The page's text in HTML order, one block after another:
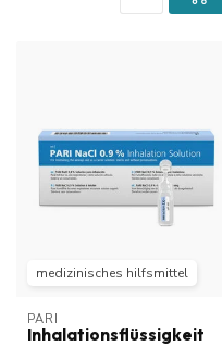
medizinisches hilfsmittel
PARI
Inhalationsflüssigkeit